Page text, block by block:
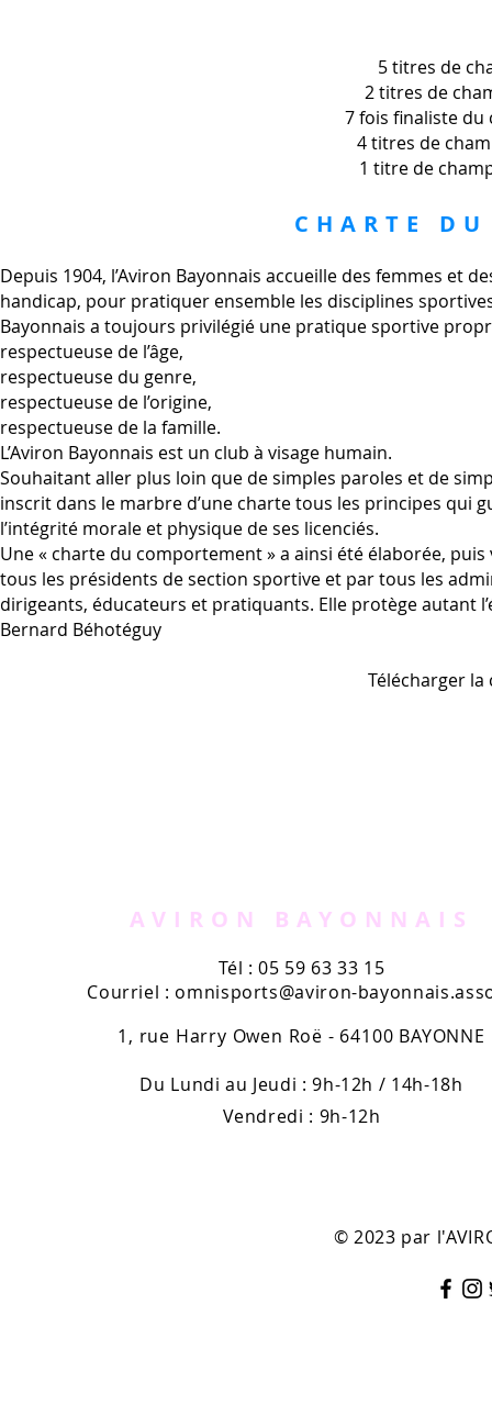
5 titres de
2 titres de
7 fois finaliste du
4 titres de
1 titre de
CHARTE
Depuis 1904, l’Aviron Bayonnais accueille des femmes et
handicap, pour pratiquer ensemble les disciplines
Bayonnais a toujours privilégié une pratique sportive
respectueuse de l’âge,
respectueuse du genre,
respectueuse de l’origine,
respectueuse de la famille.
L’Aviron Bayonnais est un club à visage humain.
Souhaitant aller plus loin que de simples paroles et de
inscrit dans le marbre d’une charte tous les principes
l’intégrité morale et physique de ses licenciés.
Une « charte du comportement » a ainsi été élaborée,
tous les présidents de section sportive et par tous les
dirigeants, éducateurs et pratiquants. Elle protège autant
Bernard Béhotéguy
Télécharger
AVIRON BAYONNAIS
Tél : 05 59 63 33 15
Courriel : omnisports@aviron-
1, rue Harry Owen Roë - 64100 BAYONNE
Du Lundi au Jeudi : 9h-12h / 14h-18h
Vendredi : 9h-12h
© 2023 par